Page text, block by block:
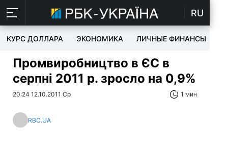
RU
КУРС ДОЛЛАРА ЭКОНОМИКА ЛИЧНЫЕ ФИНАНСЫ
Промвиробництво в ЄС в
серпні 2011 р. зросло на 0,9%
20:24 12.10.2011 Ср 1 мин
RBC.UA